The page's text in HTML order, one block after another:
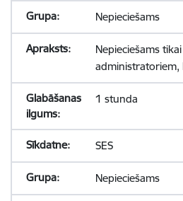
Nepieciešams
Nepieciešams
administratoriem,
1 stunda
SES
Nepieciešams